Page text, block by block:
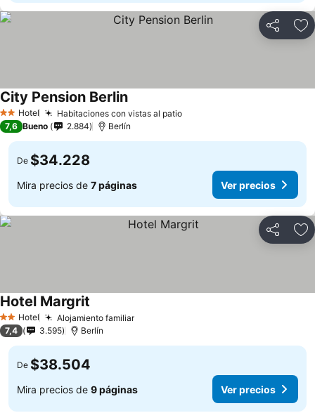
Compartir
2 Estrellas
Hotel Habitaciones con vistas al patio
City Pension Berlin
7,6 Bueno 2.884 Berlín
De $34.228
Mira precios de 7 páginas Ver precios
Compartir
2 Estrellas
Hotel Alojamiento familiar
Hotel Margrit
7,4 3.595 Berlín
De $38.504
Mira precios de 9 páginas Ver precios